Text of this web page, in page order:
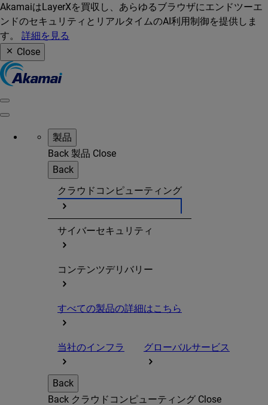
AkamaiはLayerXを買収し、あらゆるブラウザにエンドツーエ
ンドのセキュリティとリアルタイムのAI利用制御を提供しま
す。 詳細を見る
Close
製品
Back 製品 Close
Back
クラウドコンピューティング
サイバーセキュリティ
コンテンツデリバリー
すべての製品の詳細はこちら
当社のインフラ グローバルサービス
Back
Back クラウドコンピューティング Close